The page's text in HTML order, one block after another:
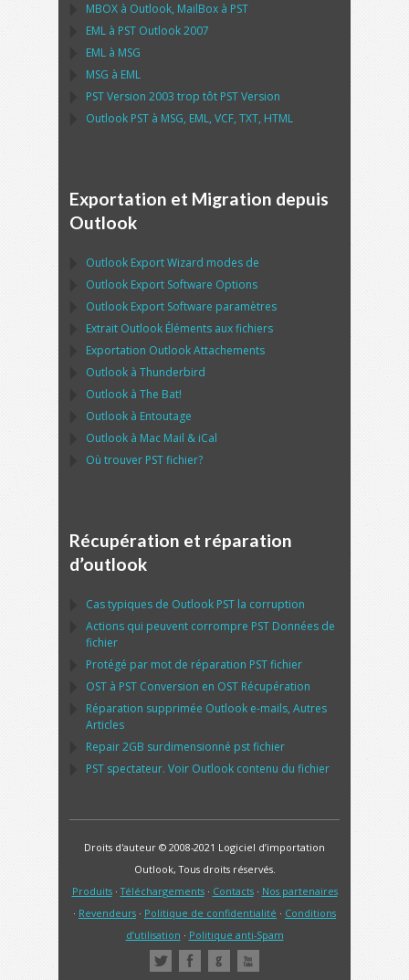
MBOX à Outlook, MailBox à PST
EML à PST Outlook2007
EML à MSG
MSG à EML
PSTVersion 2003 trop tôt PSTVersion
Outlook PST à MSG, EML, VCF, TXT, HTML
Exportation et Migration depuis
Outlook
Outlook Export Wizard modes de
Outlook Export Software Options
Outlook Export Software paramètres
Extrait Outlook Éléments aux fichiers
Exportation OutlookAttachements
Outlook à Thunderbird
Outlook à The Bat!
Outlook à Entoutage
Outlook à Mac Mail & iCal
Où trouver PSTfichier?
Récupération et réparation
d’outlook
Cas typiques de Outlook PST la corruption
Actions qui peuvent corrompre PST Données de
fichier
Protégé par mot de réparation PSTfichier
OST à PST Conversion en OST Récupération
Réparation supprimée Outlook e-mails, Autres
Articles
Repair2GB surdimensionné pstfichier
PST spectateur. Voir Outlook contenu du fichier
Droits d'auteur © 2008-2021 Logiciel d’importation
Outlook, Tous droits réservés.
Produits·Téléchargements· Contacts· Nos partenaires
· Revendeurs · Politique de confidentialité · Conditions
d’utilisation · Politique anti-Spam